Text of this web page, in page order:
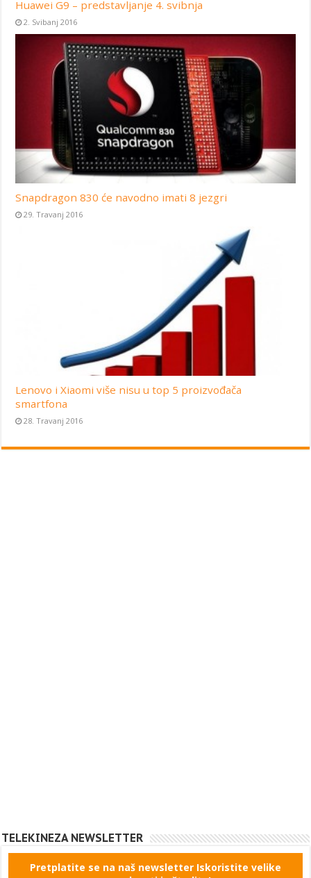
Huawei G9 – predstavljanje 4. svibnja
2. Svibanj 2016
Snapdragon 830 će navodno imati 8 jezgri
29. Travanj 2016
Lenovo i Xiaomi više nisu u top 5 proizvođača
smartfona
28. Travanj 2016
TELEKINEZA NEWSLETTER
Pretplatite se na naš newsletter Iskoristite velike